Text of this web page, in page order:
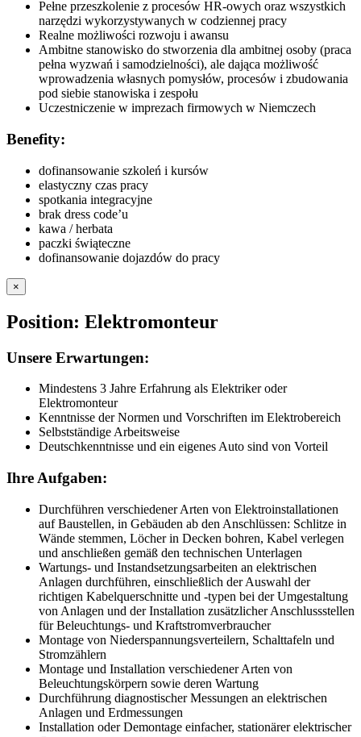
Pełne przeszkolenie z procesów HR-owych oraz wszystkich
narzędzi wykorzystywanych w codziennej pracy
Realne możliwości rozwoju i awansu
Ambitne stanowisko do stworzenia dla ambitnej osoby (praca
pełna wyzwań i samodzielności), ale dająca możliwość
wprowadzenia własnych pomysłów, procesów i zbudowania
pod siebie stanowiska i zespołu
Uczestniczenie w imprezach firmowych w Niemczech
Benefity:
dofinansowanie szkoleń i kursów
elastyczny czas pracy
spotkania integracyjne
brak dress code’u
kawa / herbata
paczki świąteczne
dofinansowanie dojazdów do pracy
×
Position: Elektromonteur
Unsere Erwartungen:
Mindestens 3 Jahre Erfahrung als Elektriker oder
Elektromonteur
Kenntnisse der Normen und Vorschriften im Elektrobereich
Selbstständige Arbeitsweise
Deutschkenntnisse und ein eigenes Auto sind von Vorteil
Ihre Aufgaben:
Durchführen verschiedener Arten von Elektroinstallationen
auf Baustellen, in Gebäuden ab den Anschlüssen: Schlitze in
Wände stemmen, Löcher in Decken bohren, Kabel verlegen
und anschließen gemäß den technischen Unterlagen
Wartungs- und Instandsetzungsarbeiten an elektrischen
Anlagen durchführen, einschließlich der Auswahl der
richtigen Kabelquerschnitte und -typen bei der Umgestaltung
von Anlagen und der Installation zusätzlicher Anschlussstellen
für Beleuchtungs- und Kraftstromverbraucher
Montage von Niederspannungsverteilern, Schalttafeln und
Stromzählern
Montage und Installation verschiedener Arten von
Beleuchtungskörpern sowie deren Wartung
Durchführung diagnostischer Messungen an elektrischen
Anlagen und Erdmessungen
Installation oder Demontage einfacher, stationärer elektrischer